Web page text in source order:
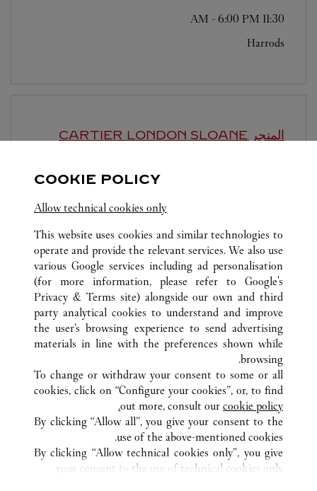
11:30 AM
- 6:00 PM
Harrods
المتجر CARTIER LONDON SLOANE
كافة مواقع كارتييه المملكة المتحدة
LONDON
HARRODS INTERNATIONAL
CUSTOMER CARE
CONTACT US
OUR COMPANY
CAREERS
FIND A BOUTIQUE
COOKIE POLICY
Allow technical cookies only
This website uses cookies and similar technologies to
operate and provide the relevant services. We also use
various Google services including ad personalisation
(for more information, please refer to Google's
Privacy & Terms site) alongside our own and third
party analytical cookies to understand and improve
the user’s browsing experience to send advertising
materials in line with the preferences shown while
browsing.
To change or withdraw your consent to some or all
cookies, click on “Configure your cookies”, or, to find
out more, consult our cookie policy.
By clicking “Allow all”, you give your consent to the
use of the above-mentioned cookies.
By clicking “Allow technical cookies only”, you give
your consent to the use of technical cookies only.